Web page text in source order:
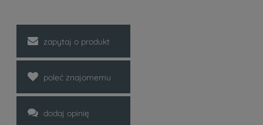
zapytaj o produkt
poleć znajomemu
dodaj opinię